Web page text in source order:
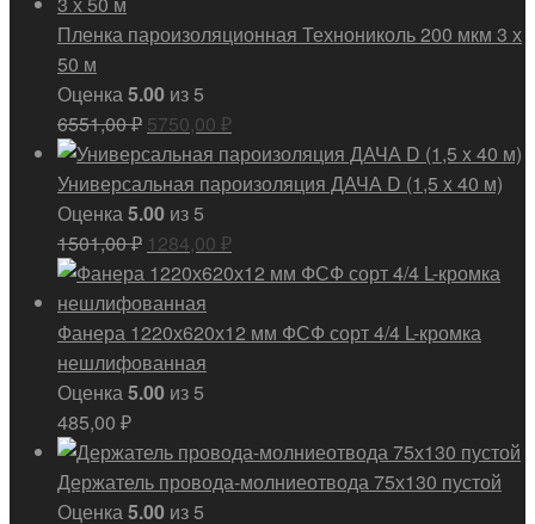
Пленка пароизоляционная Технониколь 200 мкм 3 х
50 м
Оценка5.00 из 5
6551,00₽ Первоначальная
цена
составляла
6551,00 ₽.
5750,00 ₽
цена:
5750,00 ₽.
Универсальная пароизоляция ДАЧА D (1,5 x 40 м)
Оценка5.00 из 5
1501,00₽ Первоначальная
цена
составляла
1501,00 ₽.
1284,00 ₽
цена:
Фанера 1220х620х12 мм ФСФ сорт 4/4 L-кромка
нешлифованная
Оценка5.00 из 5
485,00 ₽
Держатель провода-молниеотвода 75х130 пустой
Оценка5.00 из 5